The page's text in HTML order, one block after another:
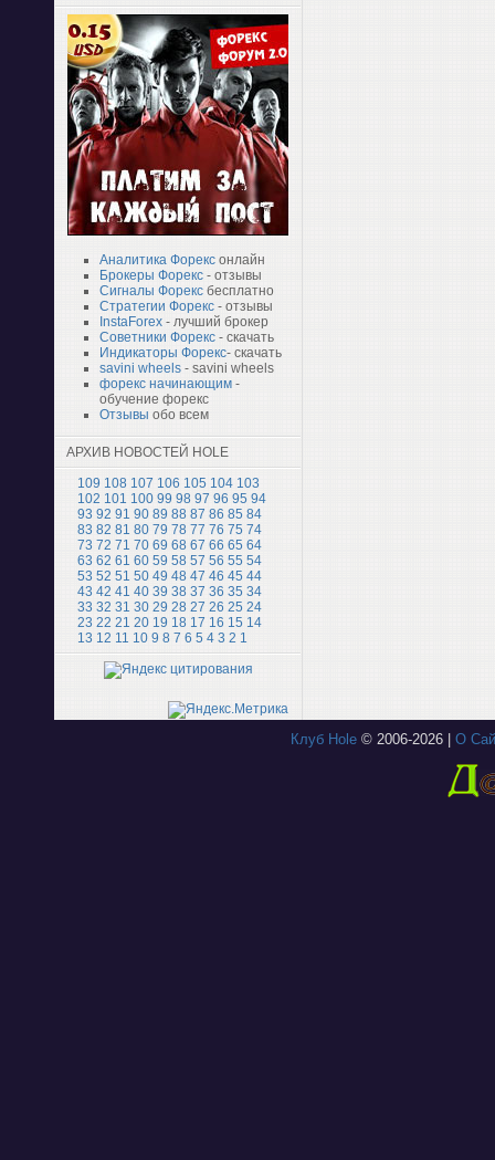
Аналитика Форекс онлайн
Брокеры Форекс - отзывы
Сигналы Форекс бесплатно
Стратегии Форекс - отзывы
InstaForex - лучший брокер
Советники Форекс - скачать
Индикаторы Форекс- скачать
savini wheels - savini wheels
форекс начинающим -
обучение форекс
Отзывы обо всем
АРХИВ НОВОСТЕЙ HOLE
109 108 107 106 105 104 103
102 101 100 99 98 97 96 95 94
93 92 91 90 89 88 87 86 85 84
83 82 81 80 79 78 77 76 75 74
73 72 71 70 69 68 67 66 65 64
63 62 61 60 59 58 57 56 55 54
53 52 51 50 49 48 47 46 45 44
43 42 41 40 39 38 37 36 35 34
33 32 31 30 29 28 27 26 25 24
23 22 21 20 19 18 17 16 15 14
13 12 11 10 9 8 7 6 5 4 3 2 1
Клуб Hole© 2006-2026 | О